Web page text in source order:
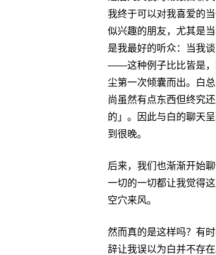
我终于可以对我喜爱的
似兴趣的朋友，尤其是
是我最好的听众：当我
——这种例子比比皆是，
尘第一次倾囊而出。白
尚虽然有点东西但终究
的」。因此与白的聊天
到很晚。
后来，我们也渐渐开始
一切的一切都让我觉得
空穴来风。
然而真的是这样吗？有
辞让我误以为白并不存